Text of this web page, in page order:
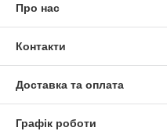
Про нас
Контакти
Доставка та оплата
Графік роботи